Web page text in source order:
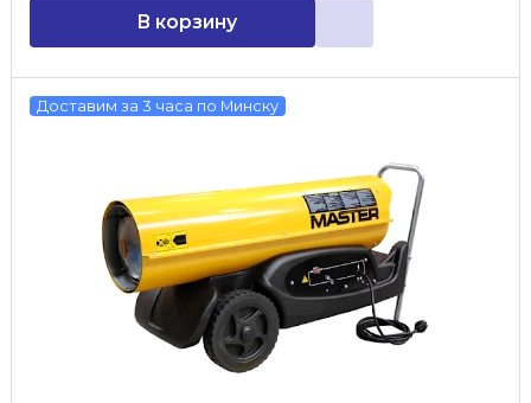
В корзину
Доставим за 3 часа по Минску